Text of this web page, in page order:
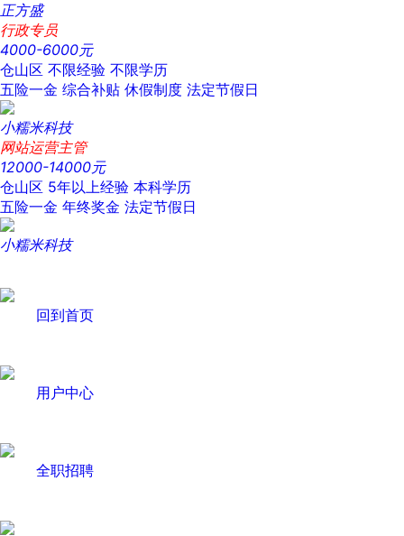
正方盛
行政专员
4000-6000元
仓山区 不限经验 不限学历
五险一金 综合补贴 休假制度 法定节假日
小糯米科技
网站运营主管
12000-14000元
仓山区 5年以上经验 本科学历
五险一金 年终奖金 法定节假日
小糯米科技
回到首页
用户中心
全职招聘